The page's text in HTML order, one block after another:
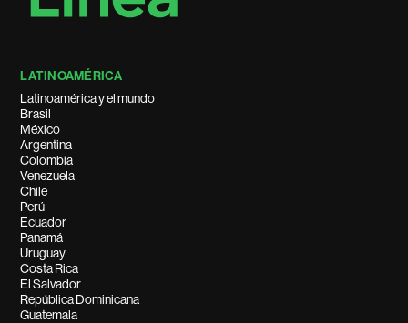
LATINOAMÉRICA
Latinoamérica y el mundo
Brasil
México
Argentina
Colombia
Venezuela
Chile
Perú
Ecuador
Panamá
Uruguay
Costa Rica
El Salvador
República Dominicana
Guatemala